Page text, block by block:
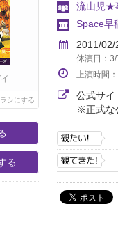
シにする
る
流山児★
Space早
2011/02/
休演日：
上演時間：
公式サイ
※正式な